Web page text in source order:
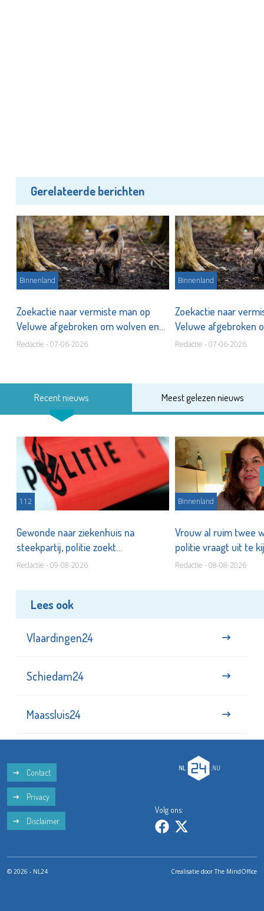
Gerelateerde berichten
Binnenland
Zoekactie naar vermiste man op
Veluwe afgebroken om wolven en
everzwijnen
Redactie - 07-06-2026
Binnenland
Zoekactie naar
Veluwe afgebroken
everzwijnen
Redactie - 07-06-2026
Recent nieuws Meest gelezen nieuws
112
Gewonde naar ziekenhuis na
steekpartij, politie zoekt
verdachte(n)
Redactie - 09-08-2026
Binnenland
Vrouw al ruim twee
politie vraagt uit te
Redactie - 08-08-2026
Lees ook
Vlaardingen24
Schiedam24
Maassluis24
Contact
Privacy
Disclaimer
Volg ons:
© 2026 - NL24 Crealisatie doorThe MindOffice